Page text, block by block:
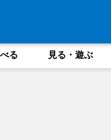
る 見る・遊ぶ